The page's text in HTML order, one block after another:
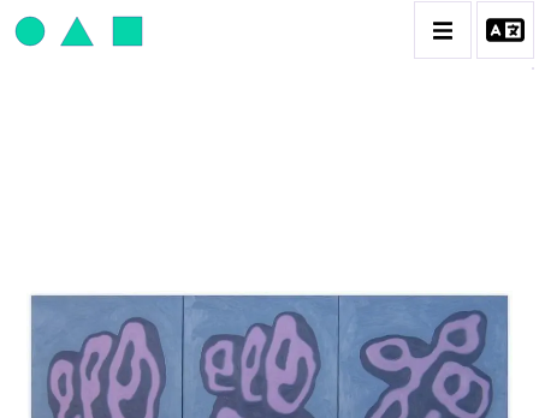
CATALOGUE DES OEUVRES
OBJET / SIGNE
PEINTURE